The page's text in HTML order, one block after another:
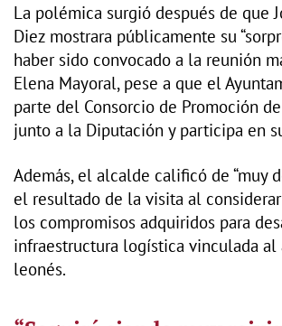
La polémica surgió después de que
Diez mostrara públicamente su
haber sido convocado a la reunión
Elena Mayoral, pese a que el
parte del Consorcio de Promoción
junto a la Diputación y participa en
Además, el alcalde calificó de “muy
el resultado de la visita al
los compromisos adquiridos para
infraestructura logística vinculada al
leonés.